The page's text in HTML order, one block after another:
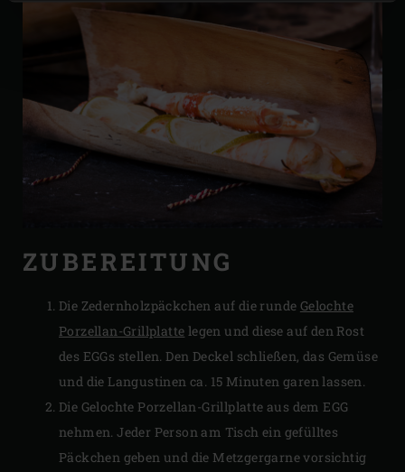
ZUBEREITUNG
Die Zedernholzpäckchen auf die runde Gelochte
Porzellan-Grillplatte legen und diese auf den Rost
des EGGs stellen. Den Deckel schließen, das Gemüse
und die Langustinen ca. 15 Minuten garen lassen.
Die Gelochte Porzellan-Grillplatte aus dem EGG
nehmen. Jeder Person am Tisch ein gefülltes
Päckchen geben und die Metzgergarne vorsichtig